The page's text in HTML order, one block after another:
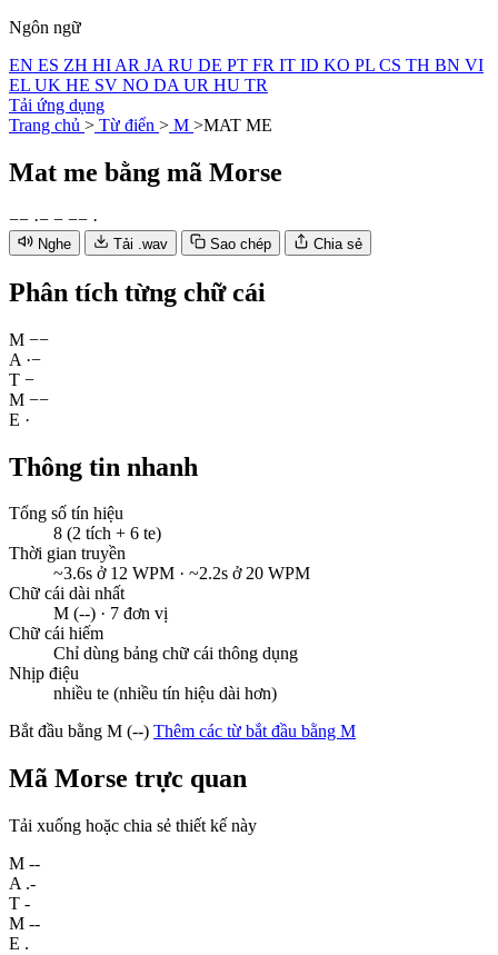
Ngôn ngữ
EN ES ZH HI AR JA RU DE PT FR IT ID KO PL CS TH BN VI
EL UK HE SV NO DA UR HU TR
Tải ứng dụng
Trang chủ > Từ điển > M >MAT ME
Mat me bằng mã Morse
−− ·− − −− ·
Nghe Tải .wav Sao chép Chia sẻ
Phân tích từng chữ cái
M −−
A ·−
T −
M −−
E ·
Thông tin nhanh
Tổng số tín hiệu
8 (2 tích + 6 te)
Thời gian truyền
~3.6s ở 12 WPM · ~2.2s ở 20 WPM
Chữ cái dài nhất
M (--) · 7 đơn vị
Chữ cái hiếm
Chỉ dùng bảng chữ cái thông dụng
Nhịp điệu
nhiều te (nhiều tín hiệu dài hơn)
Bắt đầu bằng M (--) Thêm các từ bắt đầu bằng M
Mã Morse trực quan
Tải xuống hoặc chia sẻ thiết kế này
M --
A .-
T -
M --
E .